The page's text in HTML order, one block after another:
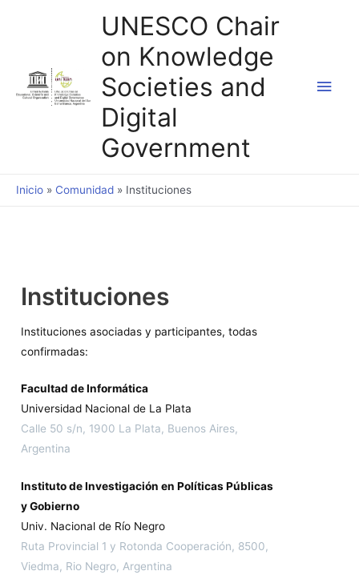
UNESCO Chair
on Knowledge
Societies and
Digital
Government
Inicio Comunidad Instituciones
Instituciones
Instituciones asociadas y participantes, todas
confirmadas:
Facultad de Informática
Universidad Nacional de La Plata
Calle 50 s/n, 1900 La Plata, Buenos Aires,
Argentina
Instituto de Investigación en Políticas Públicas
y Gobierno
Univ. Nacional de Río Negro
Ruta Provincial 1 y Rotonda Cooperación, 8500,
Viedma, Rio Negro, Argentina